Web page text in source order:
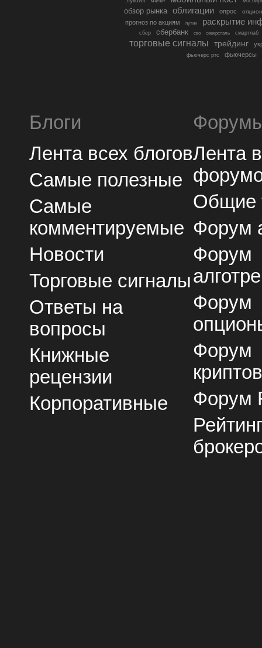
обзор рынка облигации опрос
прогноз по акциям путин раскрытие
сбер сбербанк сво северсталь смартлаб
торговые сигналы трейдинг
фьючерс ртс фьючерсы
Блоги
Лента всех блогов
Самые полезные
Самые
комментируемые
Новости
Торговые сигналы
Ответы на
вопросы
Книжные
рецензии
Корпоративные
Лента
Общие
Форум
Форум
Форум
Форум
Форум